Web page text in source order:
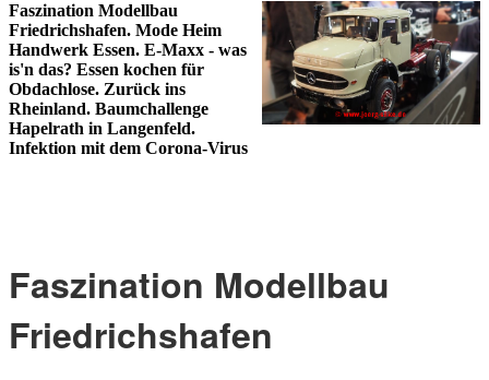
Faszination Modellbau
Friedrichshafen. Mode Heim
Handwerk Essen. E-Maxx - was
is'n das? Essen kochen für
Obdachlose. Zurück ins
Rheinland. Baumchallenge
Hapelrath in Langenfeld.
Infektion mit dem Corona-Virus
Faszination Modellbau
Friedrichshafen